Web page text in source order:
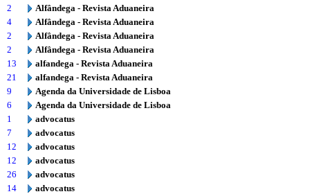
2
Alfândega - Revista Aduaneira
4
Alfândega - Revista Aduaneira
2
Alfândega - Revista Aduaneira
2
Alfândega - Revista Aduaneira
13
alfandega - Revista Aduaneira
21
alfandega - Revista Aduaneira
9
Agenda da Universidade de Lisboa
6
Agenda da Universidade de Lisboa
1
advocatus
7
advocatus
12
advocatus
12
advocatus
26
advocatus
14
advocatus